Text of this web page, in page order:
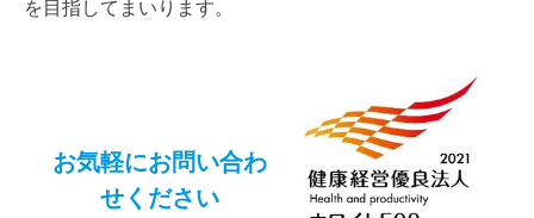
を目指してまいります。
お気軽にお問い合わ
せください